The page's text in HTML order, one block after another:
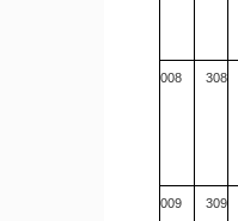
008 308
009 309